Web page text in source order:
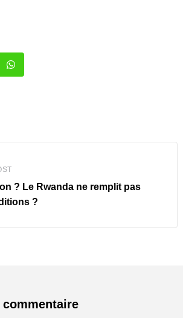
Whatsapp
? Le Rwanda ne remplit pas
?